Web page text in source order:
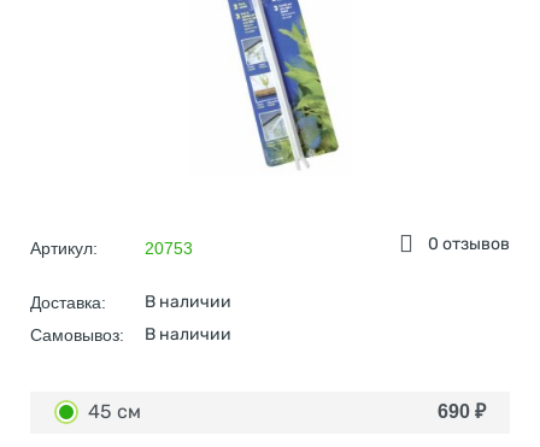
0 отзывов
Артикул: 20753
Доставка: В наличии
Самовывоз: В наличии
45 см 690 ₽